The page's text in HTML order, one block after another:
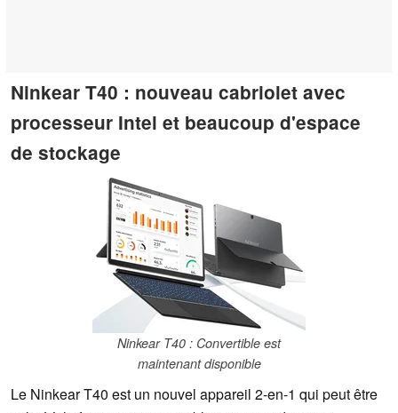
Ninkear T40 : nouveau cabriolet avec
processeur Intel et beaucoup d'espace
de stockage
Ninkear T40 : Convertible est
maintenant disponible
Le Ninkear T40 est un nouvel appareil 2-en-1 qui peut être